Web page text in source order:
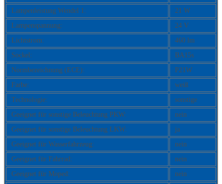
Lampenleistung Wendel 1:
21 W
Lampenspannung:
24 V
Lichtstrom:
460 lm
Sockel:
BA15s
Normbezeichnung (ECE):
P21W
Farbe:
weiß
Technologie:
sonstige
Geeignet für sonstige Beleuchtung PKW:
nein
Geeignet für sonstige Beleuchtung LKW:
ja
Geeignet für Wasserfahrzeug:
nein
Geeignet für Fahrrad:
nein
Geeignet für Moped:
nein